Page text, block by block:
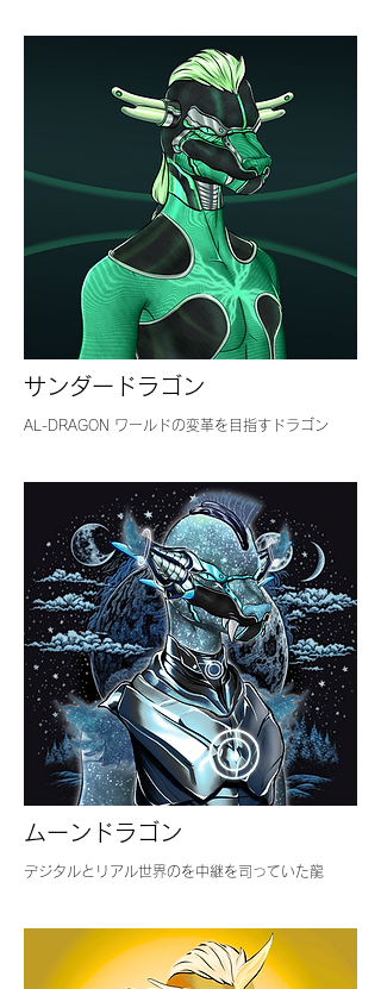
サンダードラゴン
AL-DRAGON ワールドの変革を目指すドラゴン
ムーンドラゴン
デジタルとリアル世界のを中継を司っていた龍